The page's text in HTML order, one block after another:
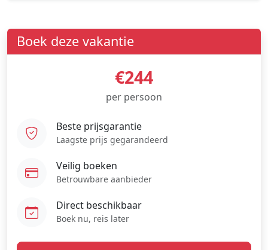
Boek deze vakantie
€244
per persoon
Beste prijsgarantie
Laagste prijs gegarandeerd
Veilig boeken
Betrouwbare aanbieder
Direct beschikbaar
Boek nu, reis later